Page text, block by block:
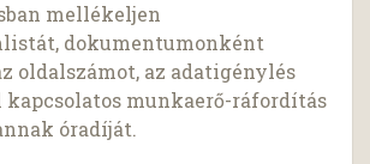
mellékeljen
dokumentumonként
oldalszámot, az adatigénylés
munkaerő-ráfordítás
óradíját.